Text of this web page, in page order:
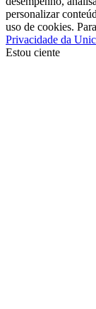
personalizar
uso de cookies.
Privacidade da
Estou ciente